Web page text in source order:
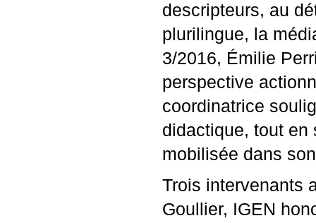
descripteurs, au
plurilingue, la
3/2016, Émilie
perspective
coordinatrice
didactique, tout en
mobilisée dans
Trois intervenants
Goullier, IGEN